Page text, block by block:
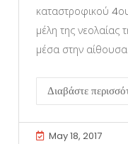
καταστροφικού
μέλη της νεολαίας
μέσα στην αίθουσα
Διαβάστε
May 18, 2017